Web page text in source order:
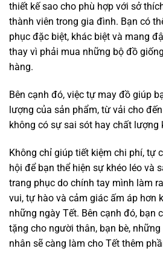
thiết kế sao cho phù hợp với sở
thành viên trong gia đình. Bạn có
phục đặc biệt, khác biệt và mang
thay vì phải mua những bộ đồ
hàng.
Bên cạnh đó, việc tự may đồ giúp
lượng của sản phẩm, từ vải cho
không có sự sai sót hay chất lượng
Không chỉ giúp tiết kiệm chi phí, tự
hội để bạn thể hiện sự khéo léo và
trang phục do chính tay mình làm
vui, tự hào và cảm giác ấm áp hơn
những ngày Tết. Bên cạnh đó, bạn
tặng cho người thân, bạn bè,
nhân sẽ càng làm cho Tết thêm